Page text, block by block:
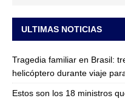
ULTIMAS NOTICIAS
Tragedia familiar en Brasil:
helicóptero durante viaje
Estos son los 18 ministros